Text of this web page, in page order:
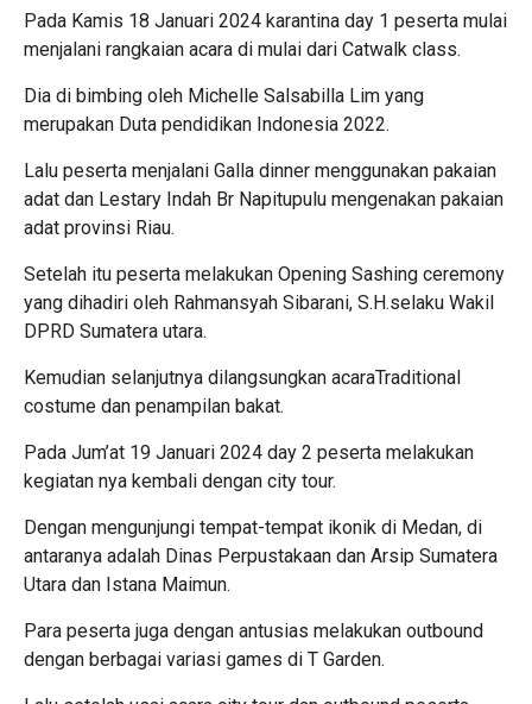
Pada Kamis 18 Januari 2024 karantina day 1 peserta mulai
menjalani rangkaian acara di mulai dari Catwalk class.
Dia di bimbing oleh Michelle Salsabilla Lim yang
merupakan Duta pendidikan Indonesia 2022.
Lalu peserta menjalani Galla dinner menggunakan pakaian
adat dan Lestary Indah Br Napitupulu mengenakan pakaian
adat provinsi Riau.
Setelah itu peserta melakukan Opening Sashing ceremony
yang dihadiri oleh Rahmansyah Sibarani, S.H.selaku Wakil
DPRD Sumatera utara.
Kemudian selanjutnya dilangsungkan acaraTraditional
costume dan penampilan bakat.
Pada Jum’at 19 Januari 2024 day 2 peserta melakukan
kegiatan nya kembali dengan city tour.
Dengan mengunjungi tempat-tempat ikonik di Medan, di
antaranya adalah Dinas Perpustakaan dan Arsip Sumatera
Utara dan Istana Maimun.
Para peserta juga dengan antusias melakukan outbound
dengan berbagai variasi games di T Garden.